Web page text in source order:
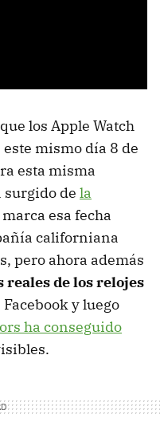
los Apple Watch
mismo día 8 de
esta misma
de la
esa fecha
californiana
pero ahora además
reales de los relojes
y luego
ha conseguido